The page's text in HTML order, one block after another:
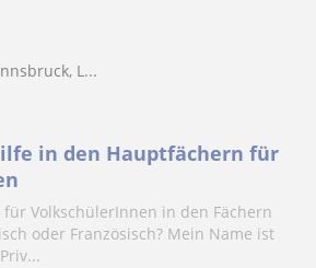
L...
in den Hauptfächern für
VolkschülerInnen in den Fächern
oder Französisch? Mein Name ist